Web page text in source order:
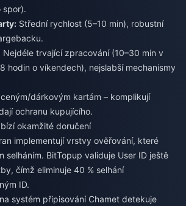
spor).
Střední rychlost (5–10 min), robustní
Nejdéle trvající zpracování (10–30 min v
hodin o víkendech), nejslabší mechanismy
dárkovým kartám – komplikují
ochranu kupujícího.
okamžité doručení
implementují vrstvy ověřování, které
selháním. BitTopup validuje User ID ještě
čímž eliminuje 40 % selhání
ID.
systém připisování Chamet detekuje